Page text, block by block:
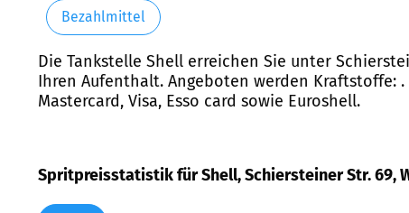
Feiertag:
Bezahlmittel
Die Tankstelle Shell erreichen Sie unter
Ihren Aufenthalt. Angeboten werden Kraftstoffe: .
Mastercard, Visa, Esso card sowie Euroshell.
Spritpreisstatistik für Shell, Schiersteiner Str. 69,